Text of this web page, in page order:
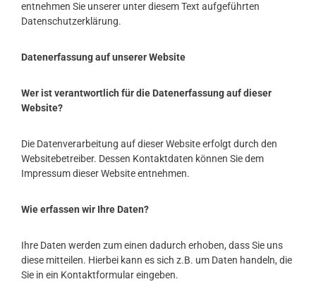
entnehmen Sie unserer unter diesem Text aufgeführten
Datenschutzerklärung.
Datenerfassung auf unserer Website
Wer ist verantwortlich für die Datenerfassung auf dieser
Website?
Die Datenverarbeitung auf dieser Website erfolgt durch den
Websitebetreiber. Dessen Kontaktdaten können Sie dem
Impressum dieser Website entnehmen.
Wie erfassen wir Ihre Daten?
Ihre Daten werden zum einen dadurch erhoben, dass Sie uns
diese mitteilen. Hierbei kann es sich z.B. um Daten handeln, die
Sie in ein Kontaktformular eingeben.